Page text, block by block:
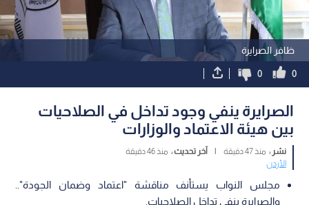
ظافر الصرايرة
0
0
الصرايرة ينفي وجود تداخل في الصلاحيات
بين هيئة الاعتماد والوزارات
نشر : منذ 47 دقيقة | آخر تحديث : منذ 46 دقيقة
الأردن
مجلس النواب يستأنف مناقشة "اعتماد وضمان الجودة"..
والصرايرة ينفي تداخل الصلاحيات.